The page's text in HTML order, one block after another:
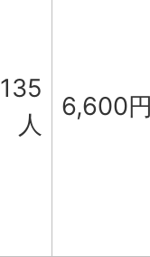
135
人
6,600